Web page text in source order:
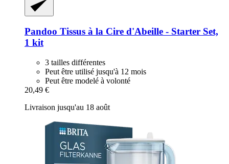
Pandoo Tissus à la Cire d'Abeille -​ Starter Set,
1 kit
3 tailles différentes
Peut être utilisé jusqu'à 12 mois
Peut être modelé à volonté
20,49 €
Livraison jusqu'au 18 août